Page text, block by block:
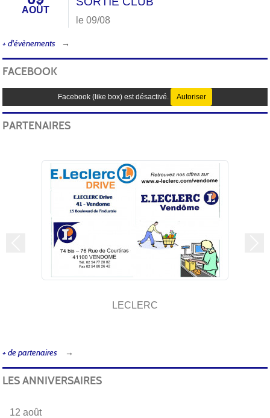
AOÛT
le 09/08
+ d'évènements
FACEBOOK
Facebook (like box) est désactivé. Autoriser
PARTENAIRES
LECLERC
Précedent
+ de partenaires
LES ANNIVERSAIRES
12 août